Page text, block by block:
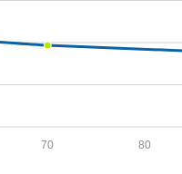
80
70